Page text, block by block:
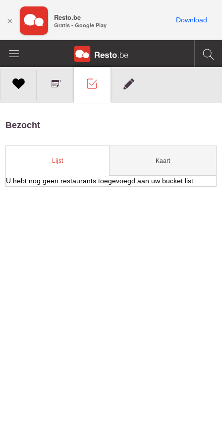
Bezocht
Lijst Kaart
U hebt nog geen restaurants toegevoegd aan uw bucket list.
× Resto.be
Gratis - Google Play
Download